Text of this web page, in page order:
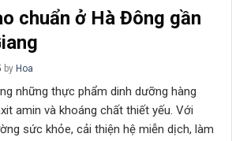
chuẩn ở Hà Đông gần
by Hoa
những thực phẩm dinh dưỡng hàng
amin và khoáng chất thiết yếu. Với
sức khỏe, cải thiện hệ miễn dịch, làm